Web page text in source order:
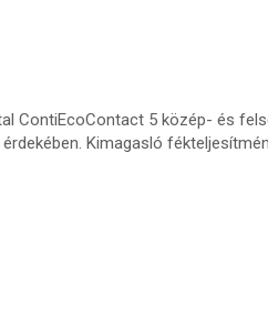
ContiEcoContact 5 közép- és
Kimagasló